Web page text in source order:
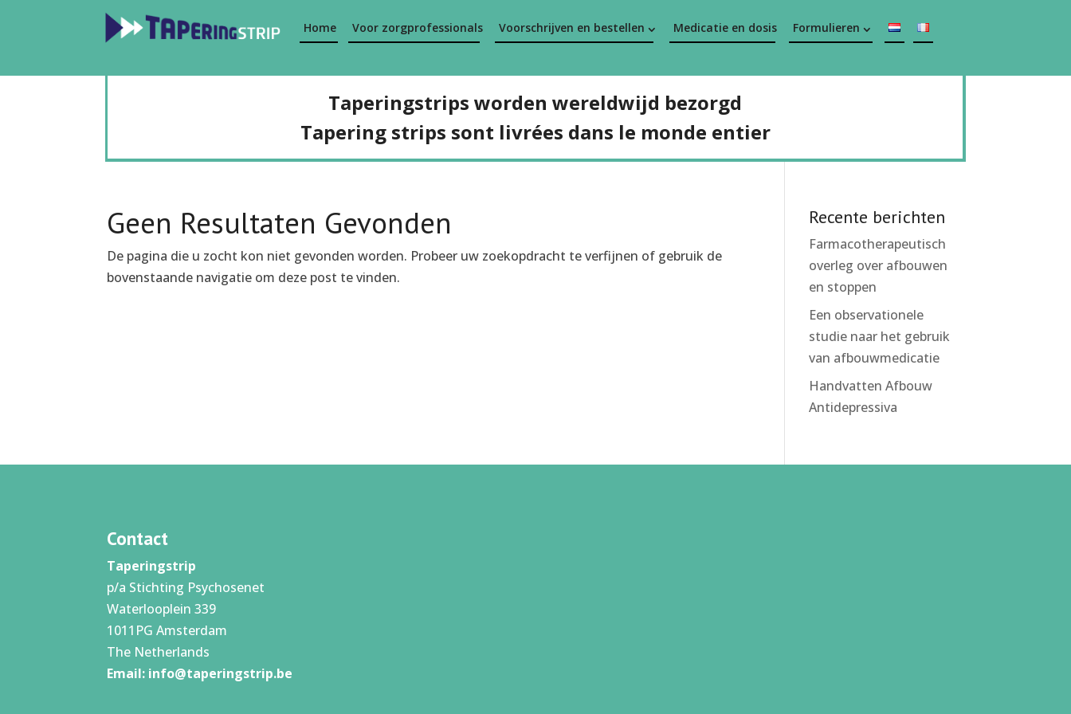
Home Voor zorgprofessionals Voorschrijven en bestellen Medicatie en dosis Formulieren
Taperingstrips worden wereldwijd bezorgd
Tapering strips sont livrées dans le monde entier
Geen Resultaten Gevonden
De pagina die u zocht kon niet gevonden worden. Probeer uw zoekopdracht te verfijnen of gebruik de
bovenstaande navigatie om deze post te vinden.
Recente berichten
Farmacotherapeutisch
overleg over afbouwen
en stoppen
Een observationele
studie naar het gebruik
van afbouwmedicatie
Handvatten Afbouw
Antidepressiva
Contact
Taperingstrip
p/a Stichting Psychosenet
Waterlooplein 339
1011PG Amsterdam
The Netherlands
Email: info@taperingstrip.be